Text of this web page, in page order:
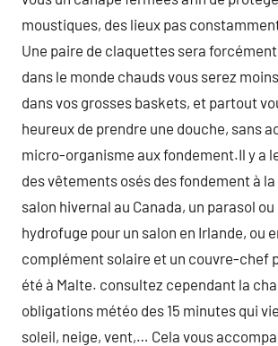
moustiques, des lieux pas
Une paire de claquettes sera
dans le monde chauds vous serez
dans vos grosses baskets, et partout
heureux de prendre une douche, sans
micro-organisme aux fondement.Il y a
des vêtements osés des fondement à
salon hivernal au Canada, un parasol
hydrofuge pour un salon en Irlande, ou
complément solaire et un couvre-chef
été à Malte. consultez cependant la
obligations météo des 15 minutes qui
soleil, neige, vent,… Cela vous